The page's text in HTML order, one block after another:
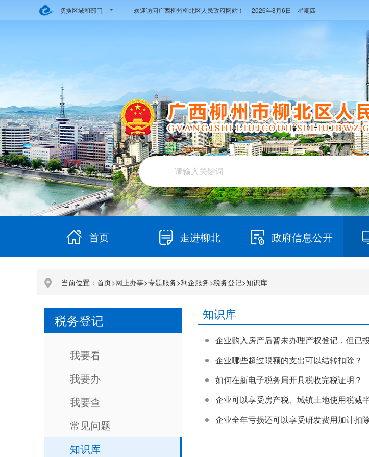
切换区域和部门 欢迎访问广西柳州柳北区人民政府网站！ 2026年8月6日 星期四
首页 走进柳北 政府信息公开
当前位置： 首页>网上办事>专题服务>利企服务>税务登记>知识库
税务登记
我要看
我要办
我要查
常见问题
知识库
知识库
企业购入房产后暂未办理产权登记，但已
企业哪些超过限额的支出可以结转扣除？
如何在新电子税务局开具税收完税证明？
企业可以享受房产税、城镇土地使用税减
企业全年亏损还可以享受研发费用加计扣